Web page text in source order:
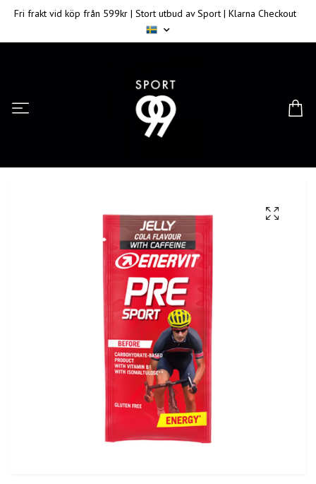
Fri frakt vid köp från 599kr | Stort utbud av Sport | Klarna Checkout